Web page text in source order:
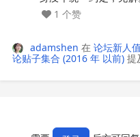
1 个赞
adamshen 在 论坛新人
论贴子集合 (2016 年 以前) 提